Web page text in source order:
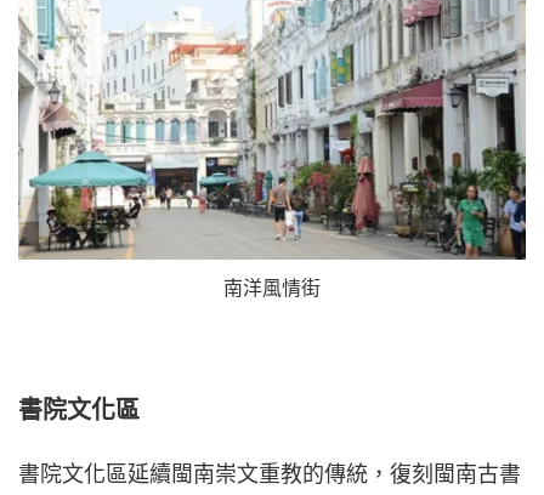
南洋風情街
書院文化區
書院文化區延續閩南崇文重教的傳統，復刻閩南古書